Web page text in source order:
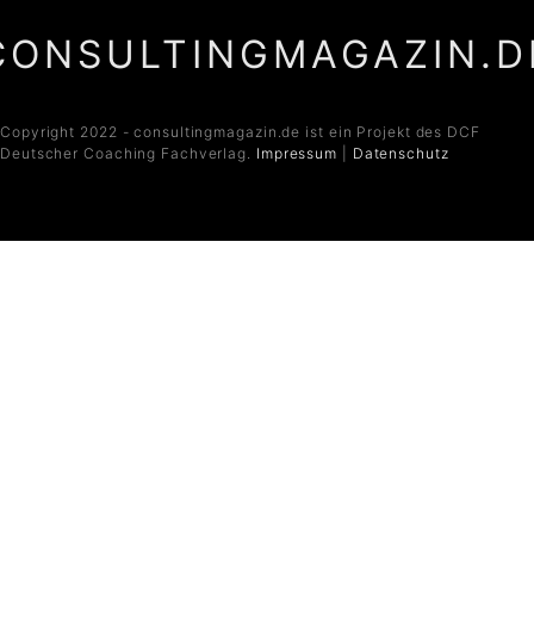
Copyright 2022 - consultingmagazin.de ist ein Projekt des DCF
Deutscher Coaching Fachverlag. Impressum Datenschutz